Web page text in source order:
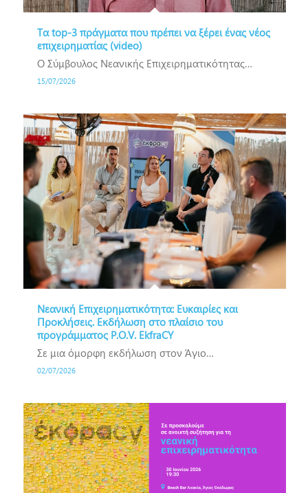
Τα top-3 πράγματα που πρέπει να ξέρει ένας νέος
επιχειρηματίας (video)
O Σύμβουλος Νεανικής Επιχειρηματικότητας…
15/07/2026
Νεανική Επιχειρηματικότητα: Ευκαιρίες και
Προκλήσεις. Εκδήλωση στο πλαίσιο του
προγράμματος P.O.V. EkfraCY
Σε μια όμορφη εκδήλωση στον Άγιο…
02/07/2026